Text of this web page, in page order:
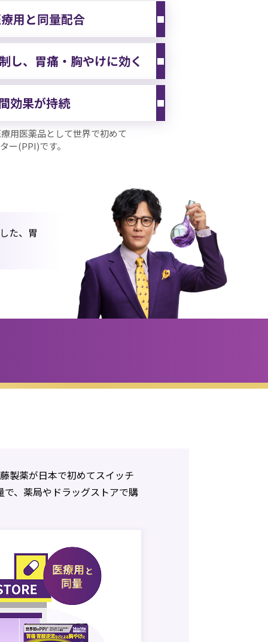
用と同量配合
し、 胃痛・胸やけに効く
効果が持続
用医薬品として世界で初めて
ー(PPI)です。
た、胃
製薬が日本で初めてスイッチ
、薬局やドラッグストアで購